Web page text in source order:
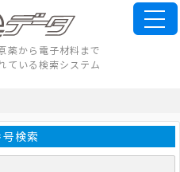
薬から電子材料まで
ている検索システム
検索